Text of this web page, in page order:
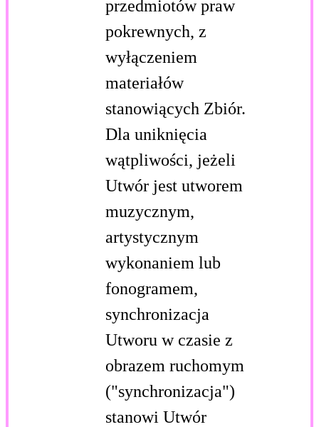
przedmiotów praw
pokrewnych, z
wyłączeniem
materiałów
stanowiących Zbiór.
Dla uniknięcia
wątpliwości, jeżeli
Utwór jest utworem
muzycznym,
artystycznym
wykonaniem lub
fonogramem,
synchronizacja
Utworu w czasie z
obrazem ruchomym
("synchronizacja")
stanowi Utwór